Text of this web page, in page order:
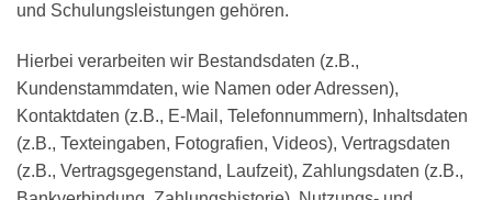
und Schulungsleistungen gehören.
Hierbei verarbeiten wir Bestandsdaten (z.B.,
Kundenstammdaten, wie Namen oder Adressen),
Kontaktdaten (z.B., E-Mail, Telefonnummern), Inhaltsdaten
(z.B., Texteingaben, Fotografien, Videos), Vertragsdaten
(z.B., Vertragsgegenstand, Laufzeit), Zahlungsdaten (z.B.,